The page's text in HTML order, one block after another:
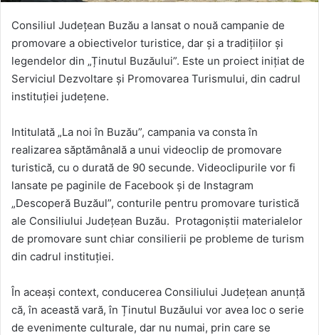
Consiliul Judeţean Buzău a lansat o nouă campanie de
promovare a obiectivelor turistice, dar și a tradiţiilor şi
legendelor din „Ținutul Buzăului”. Este un proiect inițiat de
Serviciul Dezvoltare şi Promovarea Turismului, din cadrul
instituţiei judeţene.
Intitulată „La noi în Buzău”, campania va consta în
realizarea săptămânală a unui videoclip de promovare
turistică, cu o durată de 90 secunde. Videoclipurile vor fi
lansate pe paginile de Facebook şi de Instagram
„Descoperă Buzăul”, conturile pentru promovare turistică
ale Consiliului Judeţean Buzău. Protagoniştii materialelor
de promovare sunt chiar consilierii pe probleme de turism
din cadrul instituției.
În aceași context, conducerea Consiliului Județean anunță
că, în această vară, în Ținutul Buzăului vor avea loc o serie
de evenimente culturale, dar nu numai, prin care se